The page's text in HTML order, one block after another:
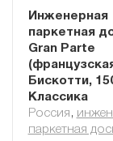
Инженерная
паркетная
Gran Parte
Бискотти,
Классика
Россия ,
паркетная